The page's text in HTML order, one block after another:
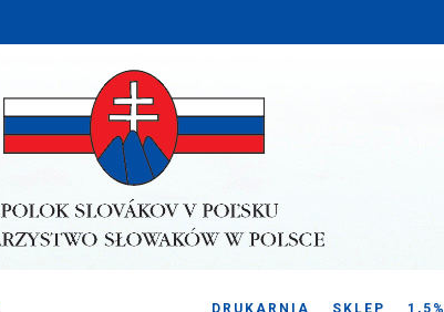
DRUKARNIA SKLEP 1,5%